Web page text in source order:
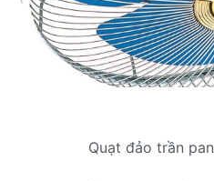
Quạt đảo trần